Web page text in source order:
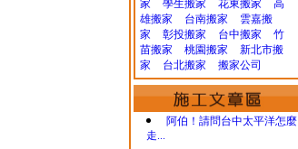
家
學生搬家 花東搬家
高
雄搬家
台南搬家
雲嘉搬
家
彰投搬家 台中搬家
竹
苗搬家
桃園搬家
新北市搬
家
台北搬家 搬家公司
阿伯！請問台中太平洋怎麼
走...